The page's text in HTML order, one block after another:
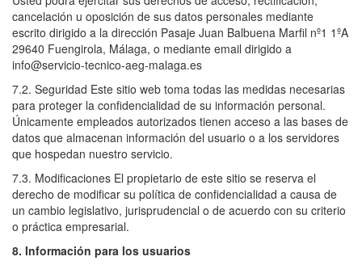
cancelación u oposición de sus datos personales mediante
escrito dirigido a la dirección Pasaje Juan Balbuena Marfil nº1 1ºA
29640 Fuengirola, Málaga, o mediante email dirigido a
info@servicio-tecnico-aeg-malaga.es
7.2. Seguridad Este sitio web toma todas las medidas necesarias
para proteger la confidencialidad de su información personal.
Únicamente empleados autorizados tienen acceso a las bases de
datos que almacenan información del usuario o a los servidores
que hospedan nuestro servicio.
7.3. Modificaciones El propietario de este sitio se reserva el
derecho de modificar su política de confidencialidad a causa de
un cambio legislativo, jurisprudencial o de acuerdo con su criterio
o práctica empresarial.
8. Información para los usuarios